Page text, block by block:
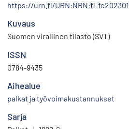
https://urn.fi/URN:NBN:fi-
Kuvaus
Suomen virallinen tilasto (SVT)
ISSN
0784-9435
Aihealue
palkat ja työvoimakustannukset
Sarja